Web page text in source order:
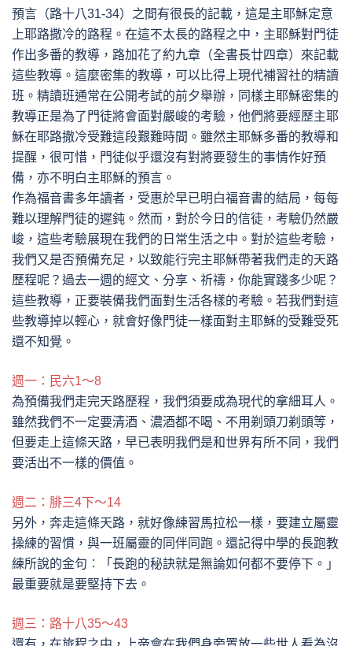
預言（路十八31-34）之間有很長的記載，這是主耶穌定意
上耶路撒冷的路程。在這不太長的路程之中，主耶穌對門徒
作出多番的教導，路加花了約九章（全書長廿四章）來記載
這些教導。這麼密集的教導，可以比得上現代補習社的精讀
班。精讀班通常在公開考試的前夕舉辦，同樣主耶穌密集的
教導正是為了門徒將會面對嚴峻的考驗，他們將要經歷主耶
穌在耶路撒冷受難這段艱難時間。雖然主耶穌多番的教導和
提醒，很可惜，門徒似乎還沒有對將要發生的事情作好預
備，亦不明白主耶穌的預言。
作為福音書多年讀者，受惠於早已明白福音書的結局，每每
難以理解門徒的遲鈍。然而，對於今日的信徒，考驗仍然嚴
峻，這些考驗展現在我們的日常生活之中。對於這些考驗，
我們又是否預備充足，以致能行完主耶穌帶著我們走的天路
歷程呢？過去一週的經文、分享、祈禱，你能實踐多少呢？
這些教導，正要裝備我們面對生活各樣的考驗。若我們對這
些教導掉以輕心，就會好像門徒一樣面對主耶穌的受難受死
還不知覺。
週一：民六1～8
為預備我們走完天路歷程，我們須要成為現代的拿細耳人。
雖然我們不一定要清酒、濃酒都不喝、不用剃頭刀剃頭等，
但要走上這條天路，早已表明我們是和世界有所不同，我們
要活出不一樣的價值。
週二：腓三4下～14
另外，奔走這條天路，就好像練習馬拉松一樣，要建立屬靈
操練的習慣，與一班屬靈的同伴同跑。還記得中學的長跑教
練所說的金句︰「長跑的秘訣就是無論如何都不要停下。」
最重要就是要堅持下去。
週三：路十八35～43